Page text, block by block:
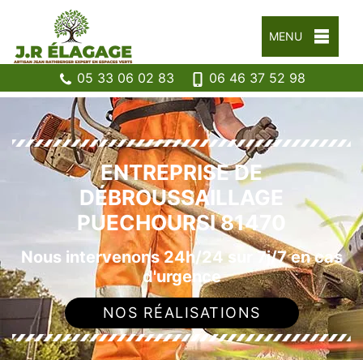
MENU
05 33 06 02 83 06 46 37 52 98
ENTREPRISE DE
DÉBROUSSAILLAGE
PUECHOURSI 81470
Nous intervenons 24h/24 sur 7j/7 en cas
d'urgence
NOS RÉALISATIONS